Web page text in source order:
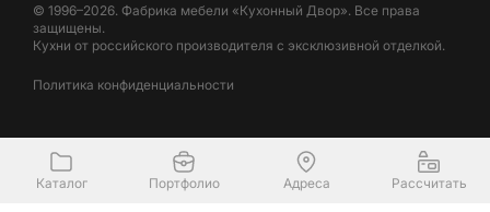
© 1996–2026. Фабрика мебели «Кухонный Двор». Все права
защищены.
Кухни от российского производителя с эксклюзивной отделкой.
Политика конфиденциальности
Каталог Портфолио Адреса Рассчитать